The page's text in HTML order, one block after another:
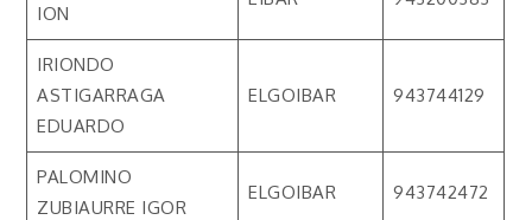
ION
IRIONDO
ASTIGARRAGA
EDUARDO
ELGOIBAR 943744129
PALOMINO
ZUBIAURRE IGOR
ELGOIBAR 943742472